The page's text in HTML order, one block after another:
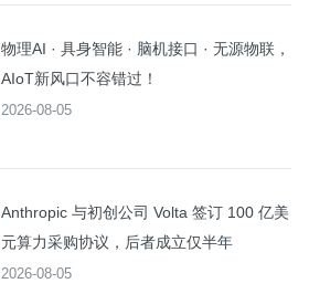
物理AI · 具身智能 · 脑机接口 · 无源物联，
AIoT新风口不容错过！
2026-08-05
Anthropic 与初创公司 Volta 签订 100 亿美
元算力采购协议，后者成立仅半年
2026-08-05